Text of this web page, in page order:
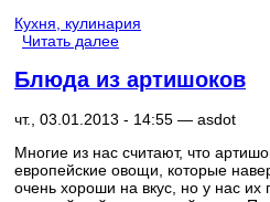
Кухня, кулинария
Читать далее
Блюда из артишоков
чт., 03.01.2013 - 14:55 — asdot
Многие из нас считают, что
европейские овощи, которые
очень хороши на вкус, но у нас их